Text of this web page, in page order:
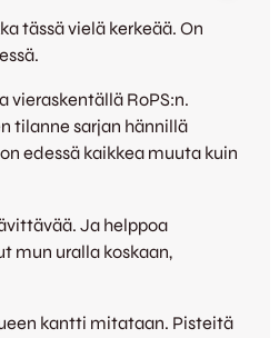
tässä vielä kerkeää. On
vieraskentällä RoPS:n.
tilanne sarjan hännillä
edessä kaikkea muuta kuin
Ja helppoa
mun uralla koskaan,
kantti mitataan. Pisteitä